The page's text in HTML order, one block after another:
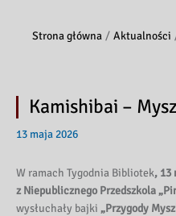
Strona główna Aktualności
Kamishibai –
13 maja 2026
W ramach Tygodnia Bibliotek, 13
z Niepublicznego Przedszkola
wysłuchały bajki „Przygody